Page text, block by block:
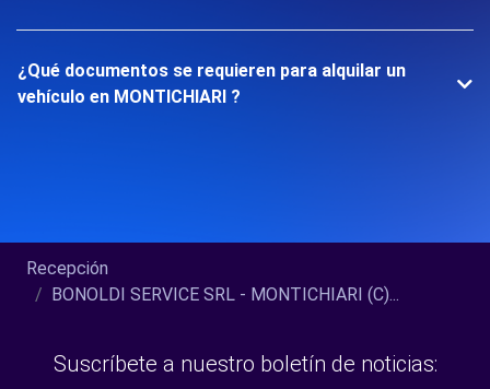
¿Qué documentos se requieren para alquilar un
vehículo en MONTICHIARI ?
Recepción
BONOLDI SERVICE SRL - MONTICHIARI (C)...
Suscríbete a nuestro boletín de noticias: